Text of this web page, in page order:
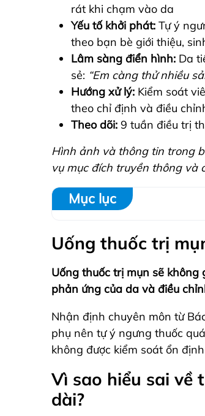
rát khi chạm vào da
Yếu tố khởi phát: Tự ý
theo bạn bè giới thiệu,
Lâm sàng điển hình: Da
sẻ: “Em càng thử nhiều
Hướng xử lý: Kiểm soát
theo chỉ định và điều
Theo dõi: 9 tuần điều trị
Hình ảnh và thông tin trong
vụ mục đích truyền thông và
Mục lục
Uống thuốc trị
Uống thuốc trị mụn sẽ
phản ứng của da và điều
Nhận định chuyên môn từ
phụ nên tự ý ngưng thuốc
không được kiểm soát ổn
Vì sao hiểu sai về
dài?